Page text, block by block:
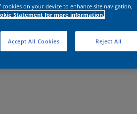
on your device to enhance site navigation,
Statement for more information.
Reject All
Accept All Cookies